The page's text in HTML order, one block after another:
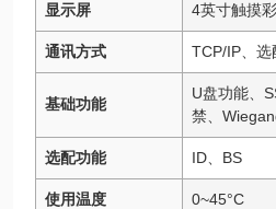
显示屏 4英寸触摸
通讯方式 TCP/IP、选
基础功能
U盘功能、
禁、
选配功能 ID、BS
使用温度 0~45°C